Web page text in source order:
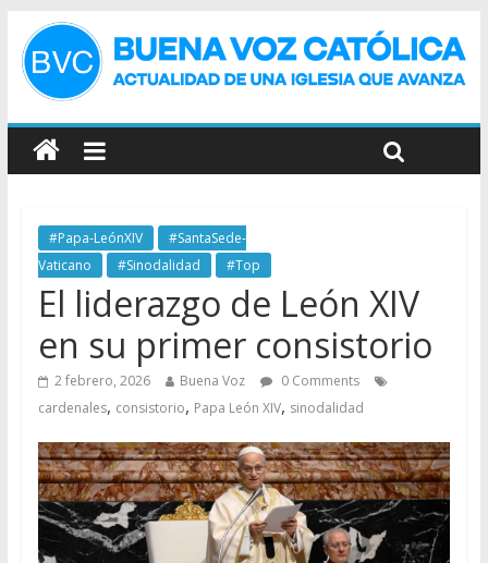
#Papa-LeónXIV
#SantaSede-
Vaticano
#Sinodalidad #Top
El liderazgo de León XIV
en su primer consistorio
2 febrero, 2026 Buena Voz
0 Comments
cardenales, consistorio, Papa León XIV, sinodalidad